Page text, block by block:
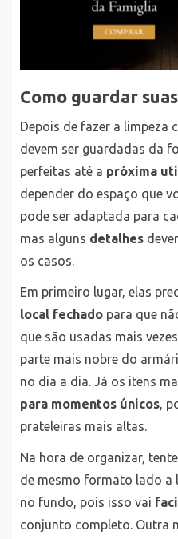
Como guardar
Depois de fazer a limpeza
devem ser guardadas da
perfeitas até a próxima
depender do espaço que
pode ser adaptada para
mas alguns detalhes
os casos.
Em primeiro lugar, elas
local fechado para que
que são usadas mais
parte mais nobre do
no dia a dia. Já os itens
para momentos únicos,
prateleiras mais altas.
Na hora de organizar,
de mesmo formato lado a
no fundo, pois isso vai
conjunto completo. Outra